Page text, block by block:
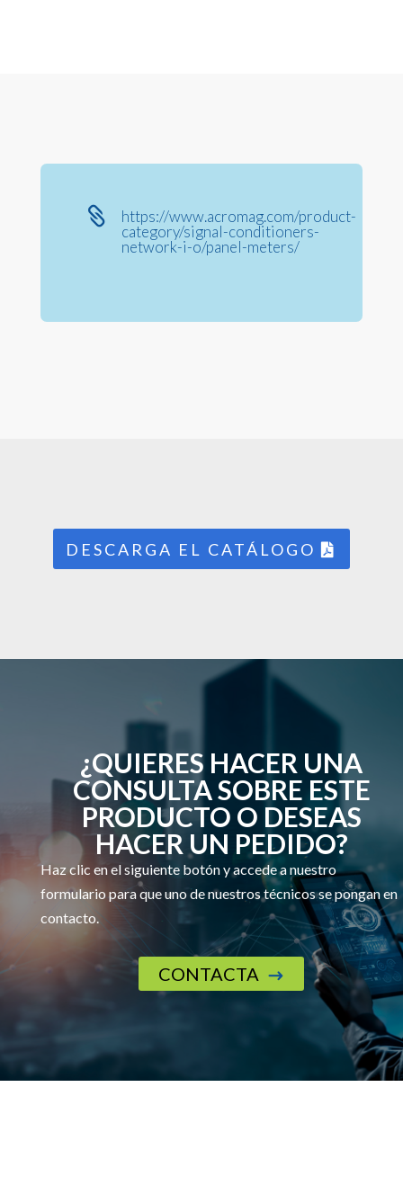

https://www.acromag.com/product-
category/signal-conditioners-
network-i-o/panel-meters/
DESCARGA EL CATÁLOGO
¿QUIERES HACER UNA
CONSULTA SOBRE ESTE
PRODUCTO O DESEAS
HACER UN PEDIDO?
Haz clic en el siguiente botón y accede a nuestro
formulario para que uno de nuestros técnicos se pongan en
contacto.
CONTACTA $